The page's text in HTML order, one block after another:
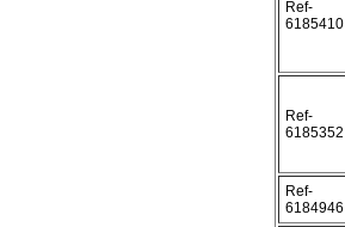
Ref-
6185410
Ref-
6185352
Ref-
6184946